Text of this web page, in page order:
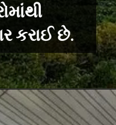
કરાઈ છે.